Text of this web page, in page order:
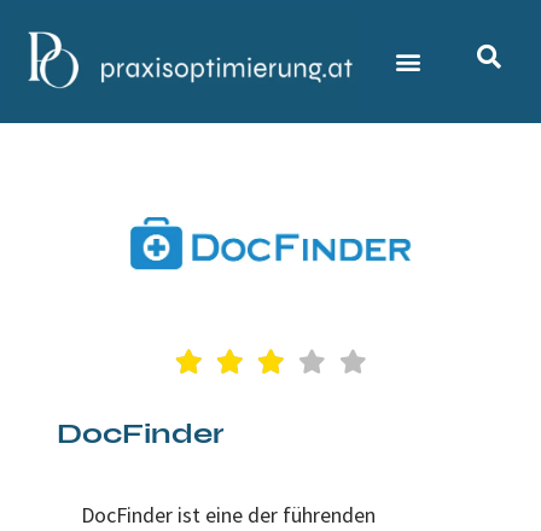
DocFinder
DocFinder ist eine der führenden